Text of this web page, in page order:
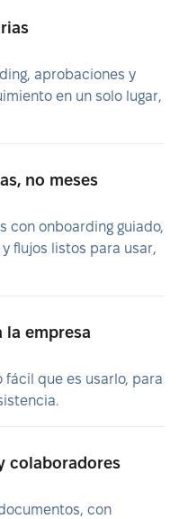
aprobaciones y
en un solo lugar,
no meses
con onboarding guiado,
flujos listos para usar,
la empresa
fácil que es usarlo, para
colaboradores
con